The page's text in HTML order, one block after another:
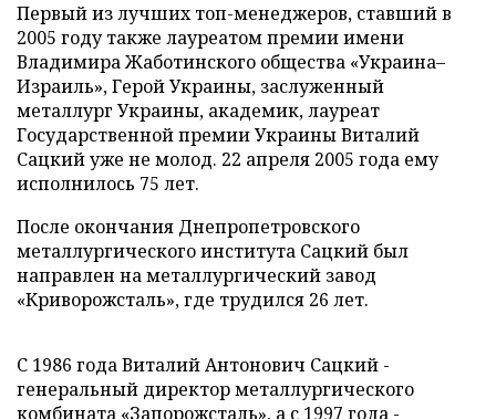
Первый из лучших топ-менеджеров, ставший в
2005 году также лауреатом премии имени
Владимира Жаботинского общества «Украина–
Израиль», Герой Украины, заслуженный
металлург Украины, академик, лауреат
Государственной премии Украины Виталий
Сацкий уже не молод. 22 апреля 2005 года ему
исполнилось 75 лет.
После окончания Днепропетровского
металлургического института Сацкий был
направлен на металлургический завод
«Криворожсталь», где трудился 26 лет.
С 1986 года Виталий Антонович Сацкий -
генеральный директор металлургического
комбината «Запорожсталь», а с 1997 года -